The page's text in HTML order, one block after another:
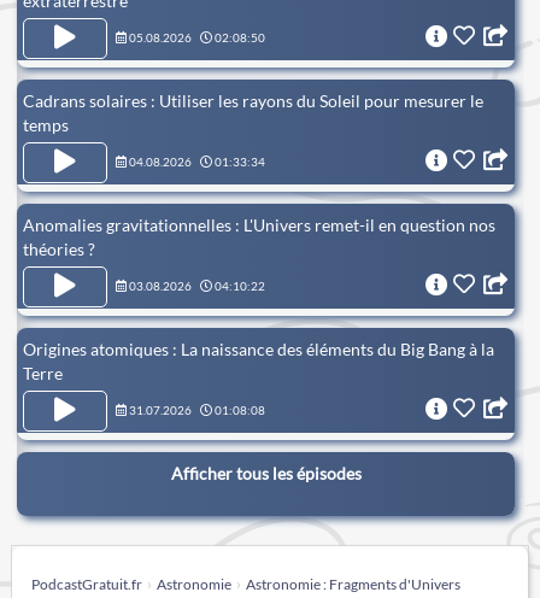
05.08.2026 02:08:50
Cadrans solaires : Utiliser les rayons du Soleil pour mesurer le
temps
04.08.2026 01:33:34
Anomalies gravitationnelles : L'Univers remet-il en question nos
théories ?
03.08.2026 04:10:22
Origines atomiques : La naissance des éléments du Big Bang à la
Terre
31.07.2026 01:08:08
Afficher tous les épisodes
PodcastGratuit.fr Astronomie Astronomie : Fragments d'Univers